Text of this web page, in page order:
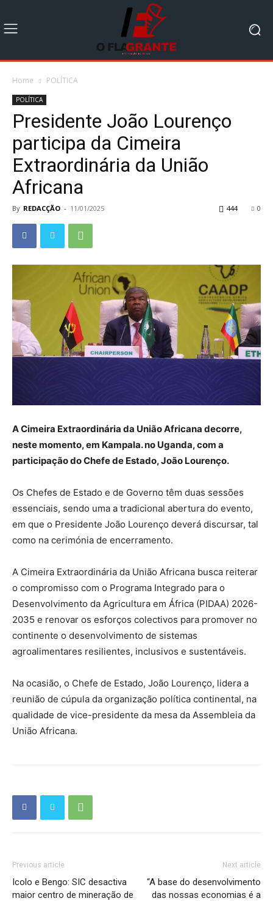
Home POLÍTICA
POLÍTICA
Presidente João Lourenço
participa da Cimeira
Extraordinária da União
Africana
By REDACÇÃO - 11/01/2025 0
444
A Cimeira Extraordinária da União Africana decorre,
neste momento, em Kampala. no Uganda, com a
participação do Chefe de Estado, João Lourenço.
Os Chefes de Estado e de Governo têm duas sessões
essenciais, sendo uma a tradicional abertura do evento,
em que o Presidente João Lourenço deverá discursar, tal
como na cerimónia de encerramento.
A Cimeira Extraordinária da União Africana busca reiterar
o compromisso com o Programa Integrado para o
Desenvolvimento da Agricultura em África (PIDAA) 2026-
2035 e renovar os esforços colectivos para promover no
continente o desenvolvimento de sistemas
agroalimentares resilientes, inclusivos e sustentáveis.
Na ocasião, o Chefe de Estado, João Lourenço, lidera a
reunião de cúpula da organização política continental, na
qualidade de vice-presidente da mesa da Assembleia da
União Africana.
Previous article
Icolo e Bengo: SIC desactiva
maior centro de mineração de
Next article
“A base do desenvolvimento
das nossas economias é a